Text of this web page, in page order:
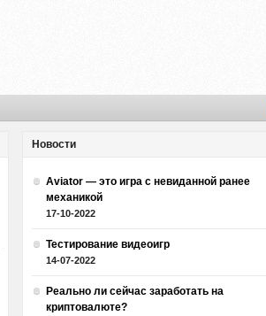
Новости
Aviator — это игра с невиданной ранее
механикой
17-10-2022
Тестирование видеоигр
14-07-2022
Реально ли сейчас заработать на
криптовалюте?